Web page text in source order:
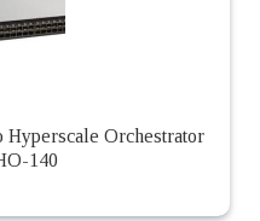
Orchestrator
140